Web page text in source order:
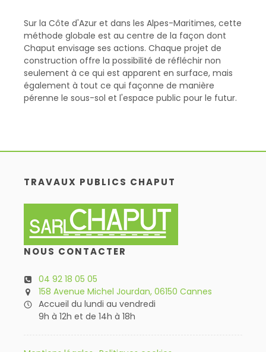
Sur la Côte d'Azur et dans les Alpes-Maritimes, cette
méthode globale est au centre de la façon dont
Chaput envisage ses actions. Chaque projet de
construction offre la possibilité de réfléchir non
seulement à ce qui est apparent en surface, mais
également à tout ce qui façonne de manière
pérenne le sous-sol et l'espace public pour le futur.
TRAVAUX PUBLICS CHAPUT
NOUS CONTACTER
04 92 18 05 05
158 Avenue Michel Jourdan, 06150 Cannes
Accueil du lundi au vendredi
9h à 12h et de 14h à 18h